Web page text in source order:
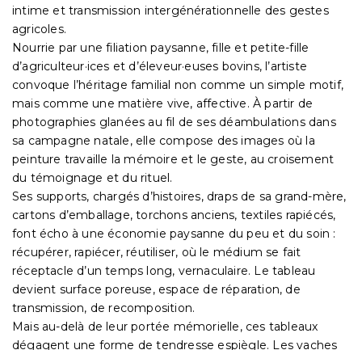
intime et transmission intergénérationnelle des gestes
agricoles.
Nourrie par une filiation paysanne, fille et petite-fille
d’agriculteur·ices et d’éleveur·euses bovins, l’artiste
convoque l’héritage familial non comme un simple motif,
mais comme une matière vive, affective. À partir de
photographies glanées au fil de ses déambulations dans
sa campagne natale, elle compose des images où la
peinture travaille la mémoire et le geste, au croisement
du témoignage et du rituel.
Ses supports, chargés d’histoires, draps de sa grand-mère,
cartons d’emballage, torchons anciens, textiles rapiécés,
font écho à une économie paysanne du peu et du soin :
récupérer, rapiécer, réutiliser, où le médium se fait
réceptacle d’un temps long, vernaculaire. Le tableau
devient surface poreuse, espace de réparation, de
transmission, de recomposition.
Mais au-delà de leur portée mémorielle, ces tableaux
dégagent une forme de tendresse espiègle. Les vaches